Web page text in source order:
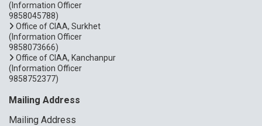
(Information Officer
9858045788)
Office of CIAA, Surkhet
(Information Officer
9858073666)
Office of CIAA, Kanchanpur
(Information Officer
9858752377)
Mailing Address
Mailing Address